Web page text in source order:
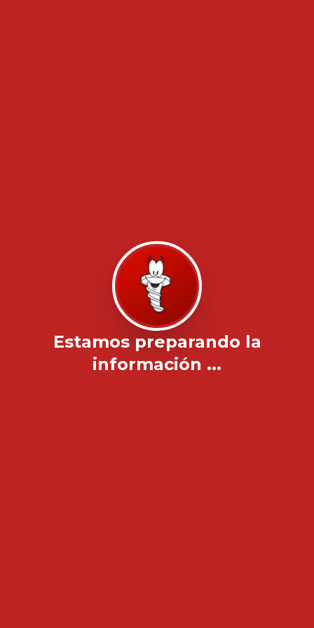
Estamos preparando la
información ...